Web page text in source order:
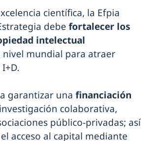
científica, la Efpia
debe fortalecer los
intelectual
nivel mundial para atraer
garantizar una financiación
colaborativa,
público-privadas; así
acceso al capital mediante